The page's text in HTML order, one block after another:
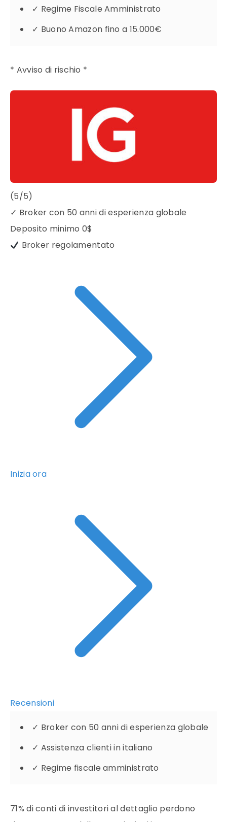
✓ Regime Fiscale Amministrato
✓ Buono Amazon fino a 15.000€
* Avviso di rischio *
(5/5)
✓ Broker con 50 anni di esperienza globale
Deposito minimo 0$
Broker regolamentato
Inizia ora
Recensioni
✓ Broker con 50 anni di esperienza globale
✓ Assistenza clienti in italiano
✓ Regime fiscale amministrato
71% di conti di investitori al dettaglio perdono